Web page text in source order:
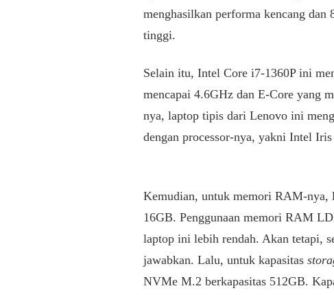
menghasilkan performa kencang dan
tinggi.
Selain itu, Intel Core i7-1360P ini
mencapai 4.6GHz dan E-Core yang
nya, laptop tipis dari Lenovo ini
dengan processor-nya, yakni Intel
Kemudian, untuk memori RAM-
16GB. Penggunaan memori RAM
laptop ini lebih rendah. Akan tetapi,
jawabkan. Lalu, untuk kapasitas
NVMe M.2 berkapasitas 512GB.